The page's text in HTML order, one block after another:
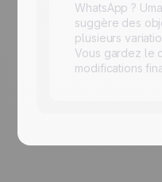
WhatsApp ?
suggère des
plusieurs
Vous gardez le
modifications